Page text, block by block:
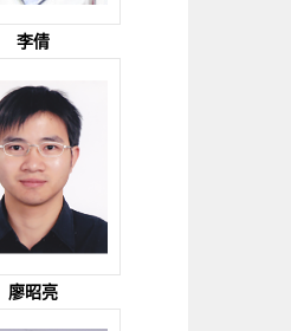
李倩
廖昭亮